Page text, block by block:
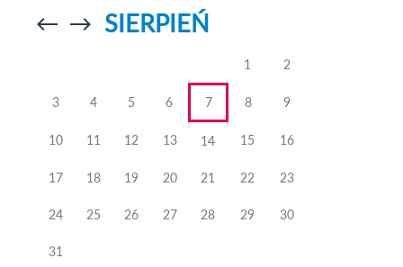
Przejdź doPrzejdź do
SIERPIEŃ
1 2
3 4 5 6 7 8 9
10 11 12 13 14 15 16
17 18 19 20 21 22 23
24 25 26 27 28 29 30
31